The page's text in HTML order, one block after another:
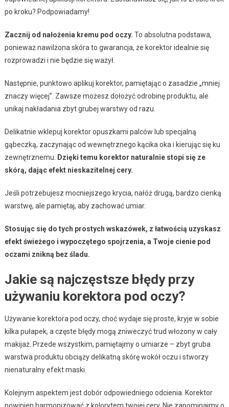
po kroku? Podpowiadamy!
Zacznij od nałożenia kremu pod oczy. To absolutna podstawa,
ponieważ nawilżona skóra to gwarancja, że korektor idealnie się
rozprowadzi i nie będzie się ważył.
Następnie, punktowo aplikuj korektor, pamiętając o zasadzie „mniej
znaczy więcej”. Zawsze możesz dołożyć odrobinę produktu, ale
unikaj nakładania zbyt grubej warstwy od razu.
Delikatnie wklepuj korektor opuszkami palców lub specjalną
gąbeczką, zaczynając od wewnętrznego kącika oka i kierując się ku
zewnętrznemu.
Dzięki temu korektor naturalnie stopi się ze
skórą, dając efekt nieskazitelnej cery.
Jeśli potrzebujesz mocniejszego krycia, nałóż drugą, bardzo cienką
warstwę, ale pamiętaj, aby zachować umiar.
Stosując się do tych prostych wskazówek, z łatwością uzyskasz
efekt świeżego i wypoczętego spojrzenia, a Twoje cienie pod
oczami znikną bez śladu.
Jakie są najczęstsze błędy przy
używaniu korektora pod oczy?
Używanie korektora pod oczy, choć wydaje się proste, kryje w sobie
kilka pułapek, a częste błędy mogą zniweczyć trud włożony w cały
makijaż. Przede wszystkim, pamiętajmy o umiarze – zbyt gruba
warstwa produktu obciąży delikatną skórę wokół oczu i stworzy
nienaturalny efekt maski.
Kolejnym aspektem jest dobór odpowiedniego odcienia. Korektor